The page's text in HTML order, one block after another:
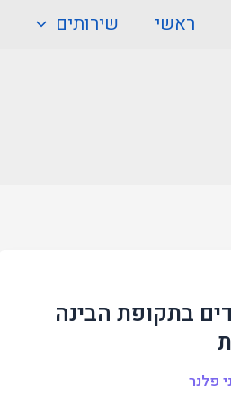
ראשי שירותים
בתקופת הבינה
פלנר